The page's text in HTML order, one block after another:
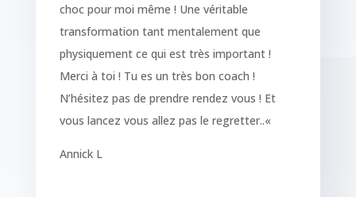
choc pour moi même ! Une véritable
transformation tant mentalement que
physiquement ce qui est très important !
Merci à toi ! Tu es un très bon coach !
N’hésitez pas de prendre rendez vous ! Et
vous lancez vous allez pas le regretter..«
Annick L